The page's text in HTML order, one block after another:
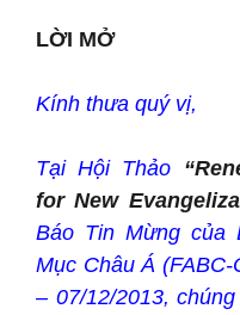
LỜI MỞ
Kính thưa quý vị,
Tại Hội Thảo
for New
Báo Tin Mừng của
Mục Châu Á
– 07/12/2013,